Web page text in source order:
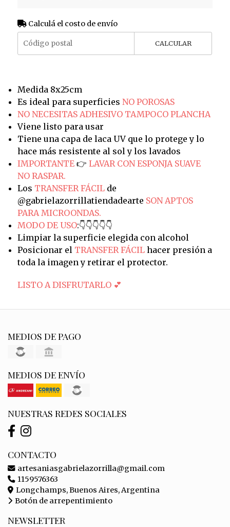
Calculá el costo de envío
CALCULAR
Medida 8x25cm
Es ideal para superficies NO POROSAS
NO NECESITAS ADHESIVO TAMPOCO PLANCHA
Viene listo para usar
Tiene una capa de laca UV que lo protege y lo
hace más resistente al sol y los lavados
IMPORTANTE 👉 LAVAR CON ESPONJA SUAVE
NO RASPAR.
Los TRANSFER FÁCILde
@gabrielazorrillatiendadearte SON APTOS
PARA MICROONDAS.
MODO DE USO:👇👇👇👇👇
Limpiar la superficie elegida con alcohol
Posicionar el TRANSFER FÁCILhacer presión a
toda la imagen y retirar el protector.
LISTO A DISFRUTARLO 💕
MEDIOS DE PAGO
MEDIOS DE ENVÍO
NUESTRAS REDES SOCIALES
CONTACTO
artesaniasgabrielazorrilla@gmail.com
1159576363
Longchamps, Buenos Aires, Argentina
Botón de arrepentimiento
NEWSLETTER